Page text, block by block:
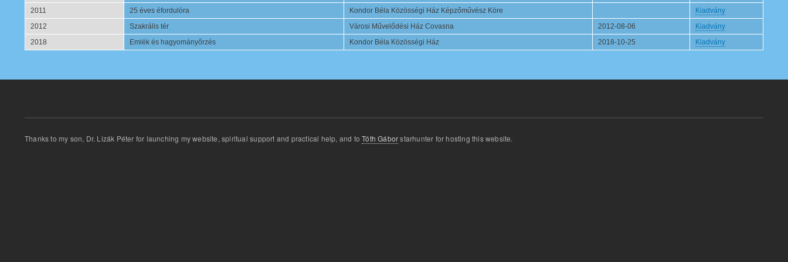
2011
25 éves éfordulóra Kondor Béla Közösségi Ház Képzőművész Köre
Kiadvány
2012
Szakrális tér Városi Művelődési Ház Covasna 2012-08-06
Kiadvány
2018
Emlék és hagyományőrzés Kondor Béla Közösségi Ház 2018-10-25 Kiadvány
Thanks to my son, Dr. Lizák Péter for launching my website, spiritual support and practical help, and toTóth Gáborstarhunter for hosting this website.